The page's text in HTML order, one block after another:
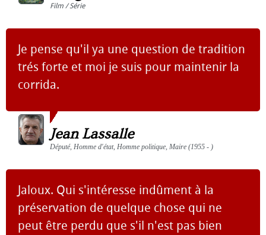
Film / Série
Je pense qu'il ya une question de tradition
trés forte et moi je suis pour maintenir la
corrida.
Jean Lassalle
Député, Homme d'état, Homme politique, Maire (1955 - )
Jaloux. Qui s'intéresse indûment à la
préservation de quelque chose qui ne
peut être perdu que s'il n'est pas bien